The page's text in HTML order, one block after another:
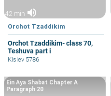
42 min volume_up
Orchot Tzaddikim
Orchot Tzaddikim- class 70,
Teshuva part i
Kislev 5786
Ein Aya Shabat Chapter A
Paragraph 20